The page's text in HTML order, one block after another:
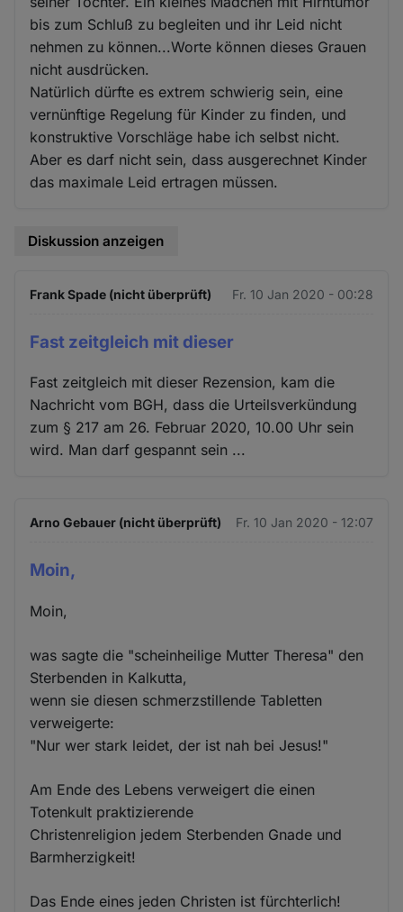
bis zum Schluß zu begleiten und ihr Leid nicht
nehmen zu können...Worte können dieses Grauen
nicht ausdrücken.
Natürlich dürfte es extrem schwierig sein, eine
vernünftige Regelung für Kinder zu finden, und
konstruktive Vorschläge habe ich selbst nicht.
Aber es darf nicht sein, dass ausgerechnet Kinder
das maximale Leid ertragen müssen.
Diskussion anzeigen
Frank Spade (nicht überprüft) Fr. 10 Jan 2020 - 00:28
Fast zeitgleich mit dieser
Fast zeitgleich mit dieser Rezension, kam die
Nachricht vom BGH, dass die Urteilsverkündung
zum § 217 am 26. Februar 2020, 10.00 Uhr sein
wird. Man darf gespannt sein ...
Arno Gebauer (nicht überprüft) Fr. 10 Jan 2020 - 12:07
Moin,
Moin,
was sagte die "scheinheilige Mutter Theresa" den
Sterbenden in Kalkutta,
wenn sie diesen schmerzstillende Tabletten
verweigerte:
"Nur wer stark leidet, der ist nah bei Jesus!"
Am Ende des Lebens verweigert die einen
Totenkult praktizierende
Christenreligion jedem Sterbenden Gnade und
Barmherzigkeit!
Das Ende eines jeden Christen ist fürchterlich!